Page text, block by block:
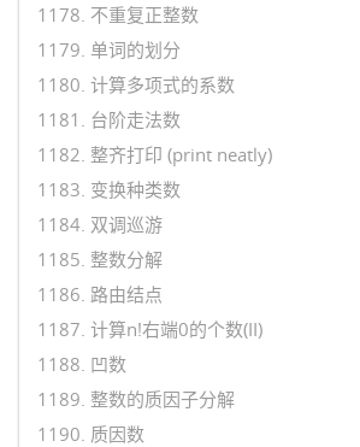
1178. 不重复正整数
1179. 单词的划分
1180. 计算多项式的系数
1181. 台阶走法数
1182. 整齐打印 (print neatly)
1183. 变换种类数
1184. 双调巡游
1185. 整数分解
1186. 路由结点
1187. 计算n!右端0的个数(II)
1188. 凹数
1189. 整数的质因子分解
1190. 质因数